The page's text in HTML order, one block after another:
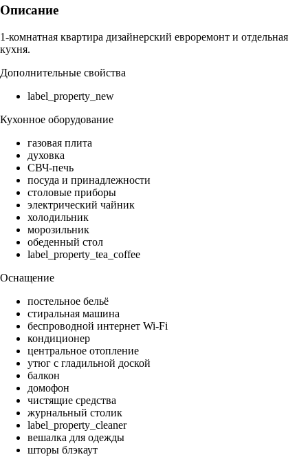
Описание
1-комнатная квартира дизайнерский евроремонт и отдельная
кухня.
Дополнительные свойства
label_property_new
Кухонное оборудование
газовая плита
духовка
СВЧ-печь
посуда и принадлежности
столовые приборы
электрический чайник
холодильник
морозильник
обеденный стол
label_property_tea_coffee
Оснащение
постельное бельё
стиральная машина
беспроводной интернет Wi-Fi
кондиционер
центральное отопление
утюг с гладильной доской
балкон
домофон
чистящие средства
журнальный столик
label_property_cleaner
вешалка для одежды
шторы блэкаут